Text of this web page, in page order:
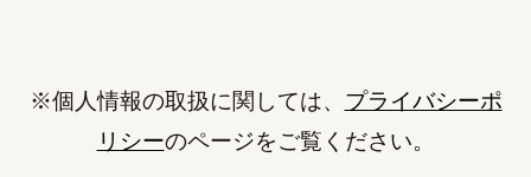
※個人情報の取扱に関しては、 プライバシーポ
リシーのページをご覧ください。